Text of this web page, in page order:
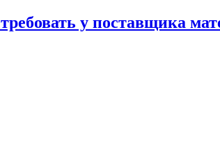
у поставщика